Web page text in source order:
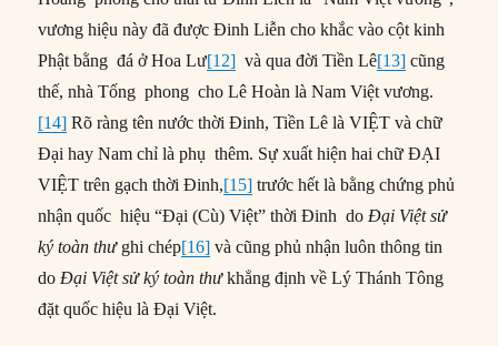
vương hiệu này đã được Đinh Liễn cho khắc vào cột kinh
Phật bằng đá ở Hoa Lư[12] và qua đời Tiền Lê[13] cũng
thế, nhà Tống phong cho Lê Hoàn là Nam Việt vương.
[14] Rõ ràng tên nước thời Đinh, Tiền Lê là VIỆT và chữ
Đại hay Nam chỉ là phụ thêm. Sự xuất hiện hai chữ ĐẠI
VIỆT trên gạch thời Đinh,[15] trước hết là bằng chứng phủ
nhận quốc hiệu “Đại (Cù) Việt” thời Đinh doĐại Việt sử
ký toàn thư ghi chép[16] và cũng phủ nhận luôn thông tin
doĐại Việt sử ký toàn thưkhẳng định về Lý Thánh Tông
đặt quốc hiệu là Đại Việt.